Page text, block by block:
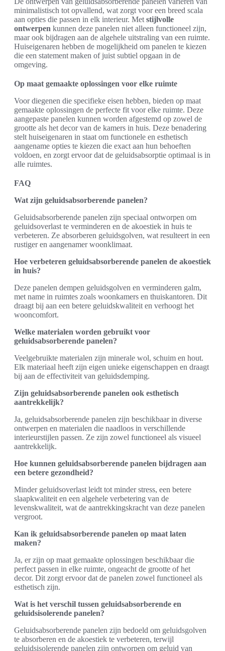
minimalistisch tot opvallend, wat zorgt voor een breed scala
aan opties die passen in elk interieur. Met stijlvolle
ontwerpen kunnen deze panelen niet alleen functioneel zijn,
maar ook bijdragen aan de algehele uitstraling van een ruimte.
Huiseigenaren hebben de mogelijkheid om panelen te kiezen
die een statement maken of juist subtiel opgaan in de
omgeving.
Op maat gemaakte oplossingen voor elke ruimte
Voor diegenen die specifieke eisen hebben, bieden op maat
gemaakte oplossingen de perfecte fit voor elke ruimte. Deze
aangepaste panelen kunnen worden afgestemd op zowel de
grootte als het decor van de kamers in huis. Deze benadering
stelt huiseigenaren in staat om functionele en esthetisch
aangename opties te kiezen die exact aan hun behoeften
voldoen, en zorgt ervoor dat de geluidsabsorptie optimaal is in
alle ruimtes.
FAQ
Wat zijn geluidsabsorberende panelen?
Geluidsabsorberende panelen zijn speciaal ontworpen om
geluidsoverlast te verminderen en de akoestiek in huis te
verbeteren. Ze absorberen geluidsgolven, wat resulteert in een
rustiger en aangenamer woonklimaat.
Hoe verbeteren geluidsabsorberende panelen de akoestiek
in huis?
Deze panelen dempen geluidsgolven en verminderen galm,
met name in ruimtes zoals woonkamers en thuiskantoren. Dit
draagt bij aan een betere geluidskwaliteit en verhoogt het
wooncomfort.
Welke materialen worden gebruikt voor
geluidsabsorberende panelen?
Veelgebruikte materialen zijn minerale wol, schuim en hout.
Elk materiaal heeft zijn eigen unieke eigenschappen en draagt
bij aan de effectiviteit van geluidsdemping.
Zijn geluidsabsorberende panelen ook esthetisch
aantrekkelijk?
Ja, geluidsabsorberende panelen zijn beschikbaar in diverse
ontwerpen en materialen die naadloos in verschillende
interieurstijlen passen. Ze zijn zowel functioneel als visueel
aantrekkelijk.
Hoe kunnen geluidsabsorberende panelen bijdragen aan
een betere gezondheid?
Minder geluidsoverlast leidt tot minder stress, een betere
slaapkwaliteit en een algehele verbetering van de
levenskwaliteit, wat de aantrekkingskracht van deze panelen
vergroot.
Kan ik geluidsabsorberende panelen op maat laten
maken?
Ja, er zijn op maat gemaakte oplossingen beschikbaar die
perfect passen in elke ruimte, ongeacht de grootte of het
decor. Dit zorgt ervoor dat de panelen zowel functioneel als
esthetisch zijn.
Wat is het verschil tussen geluidsabsorberende en
geluidsisolerende panelen?
Geluidsabsorberende panelen zijn bedoeld om geluidsgolven
te absorberen en de akoestiek te verbeteren, terwijl
geluidsisolerende panelen zijn ontworpen om geluid van